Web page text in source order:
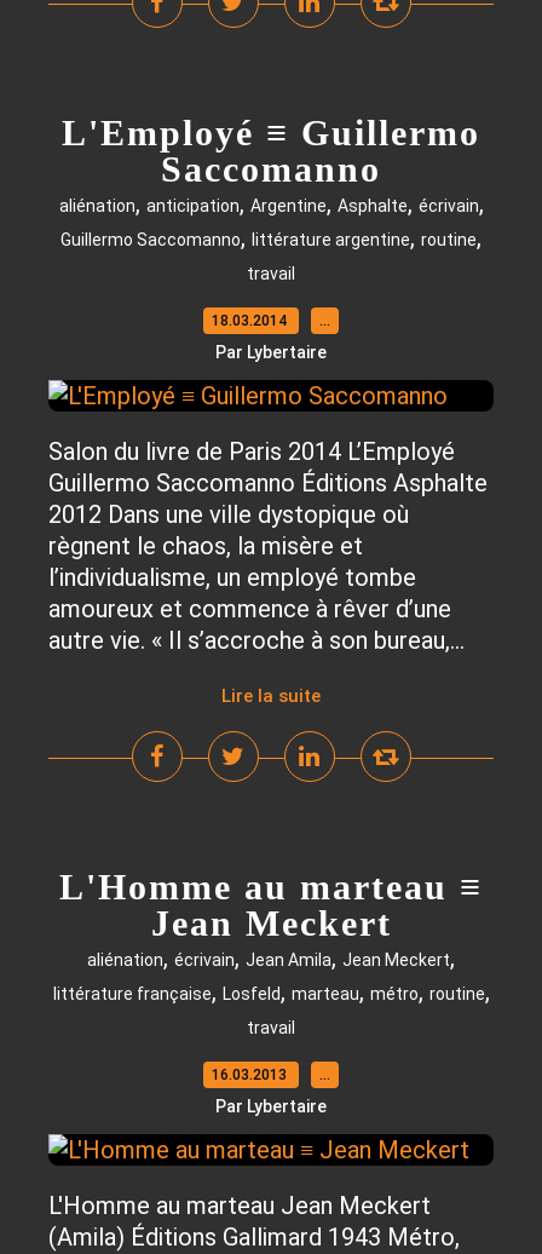
L'Employé ≡ Guillermo
Saccomanno
aliénation, anticipation, Argentine, Asphalte, écrivain,
Guillermo Saccomanno, littérature argentine, routine,
travail
18.03.2014 …
Par Lybertaire
Salon du livre de Paris 2014 L’Employé
Guillermo Saccomanno Éditions Asphalte
2012 Dans une ville dystopique où
règnent le chaos, la misère et
l’individualisme, un employé tombe
amoureux et commence à rêver d’une
autre vie. « Il s’accroche à son bureau,...
Lire la suite
L'Homme au marteau ≡
Jean Meckert
aliénation, écrivain, Jean Amila, Jean Meckert,
littérature française, Losfeld, marteau, métro, routine,
travail
16.03.2013 …
Par Lybertaire
L'Homme au marteau Jean Meckert
(Amila) Éditions Gallimard 1943 Métro,